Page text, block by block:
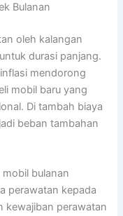
Bulanan
oleh kalangan
durasi panjang.
mendorong
mobil baru yang
Di tambah biaya
beban tambahan
bulanan
perawatan kepada
kewajiban perawatan